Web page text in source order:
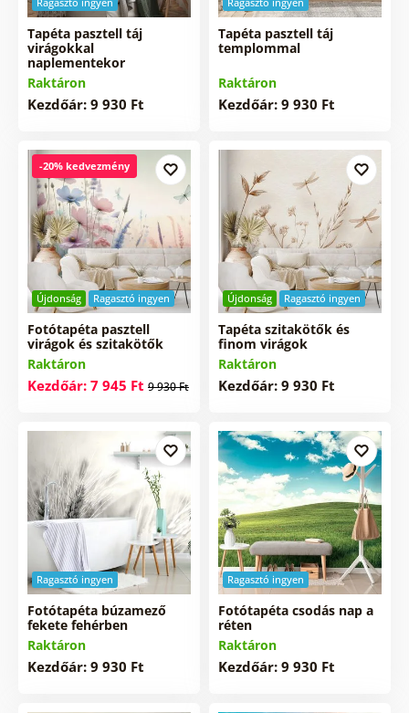
Tapéta pasztell táj
virágokkal
naplementekor
Raktáron
Kezdőár: 9 930 Ft
Tapéta pasztell táj
templommal
Raktáron
Kezdőár: 9 930 Ft
Újdonság Ragasztó ingyen
-20% kedvezmény
Fotótapéta pasztell
virágok és szitakötők
Raktáron
Kezdőár: 7 945 Ft 9 930 Ft
Újdonság Ragasztó ingyen
Tapéta szitakötők és
finom virágok
Raktáron
Kezdőár: 9 930 Ft
Ragasztó ingyen
Fotótapéta búzamező
fekete fehérben
Raktáron
Kezdőár: 9 930 Ft
Ragasztó ingyen
Fotótapéta csodás nap a
réten
Raktáron
Kezdőár: 9 930 Ft